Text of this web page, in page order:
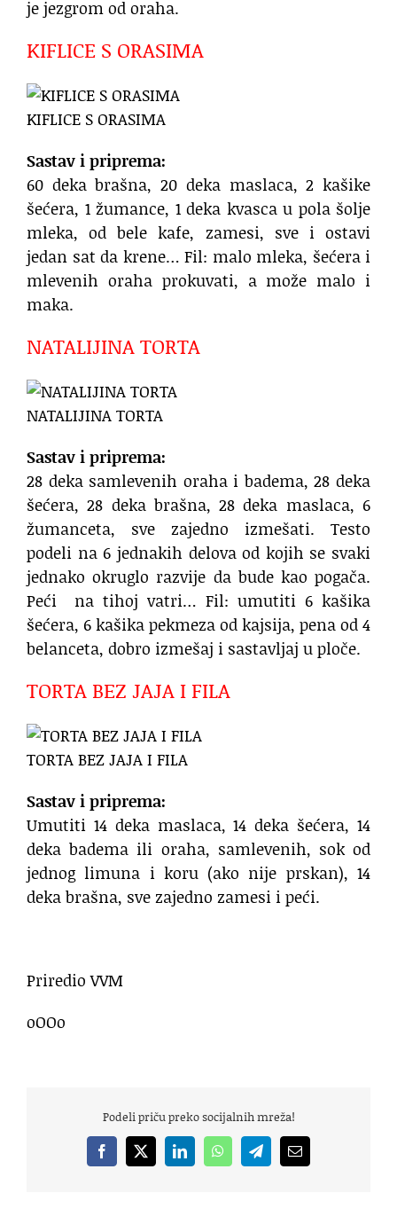
je jezgrom od oraha.
KIFLICE S ORASIMA
KIFLICE S ORASIMA
Sastav i priprema:
60 deka brašna, 20 deka maslaca, 2 kašike
šećera, 1 žumance, 1 deka kvasca u pola šolje
mleka, od bele kafe, zamesi, sve i ostavi
jedan sat da krene… Fil: malo mleka, šećera i
mlevenih oraha prokuvati, a može malo i
maka.
NATALIJINA TORTA
NATALIJINA TORTA
Sastav i priprema:
28 deka samlevenih oraha i badema, 28 deka
šećera, 28 deka brašna, 28 deka maslaca, 6
žumanceta, sve zajedno izmešati. Testo
podeli na 6 jednakih delova od kojih se svaki
jednako okruglo razvije da bude kao pogača.
Peći na tihoj vatri… Fil: umutiti 6 kašika
šećera, 6 kašika pekmeza od kajsija, pena od 4
belanceta, dobro izmešaj i sastavljaj u ploče.
TORTA BEZ JAJA I FILA
TORTA BEZ JAJA I FILA
Sastav i priprema:
Umutiti 14 deka maslaca, 14 deka šećera, 14
deka badema ili oraha, samlevenih, sok od
jednog limuna i koru (ako nije prskan), 14
deka brašna, sve zajedno zamesi i peći.
Priredio VVM
oOOo
Podeli priču preko socijalnih mreža!
Facebook
X LinkedInWhatsAppTelegramEmail